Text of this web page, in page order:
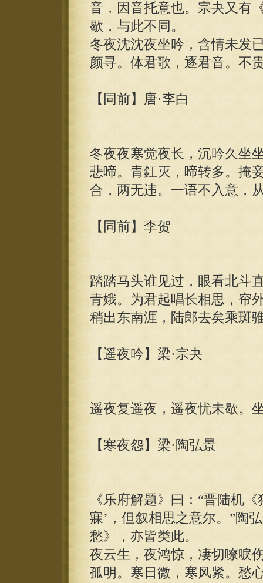
音，因音托意也。宗夬又有
歇，与此不同。
冬夜沈沈夜坐吟，含情未发
颜寻。体君歌，逐君音。不
【同前】唐·李白
冬夜夜寒觉夜长，沉吟久坐
悲啼。青釭灭，啼转多。掩
合，两无违。一语不入意，
【同前】李贺
踏踏马头谁见过，眼看北斗
青娥。为君起唱长相思，帘
稍出东南涯，陆郎去矣乘斑
【遥夜吟】梁·宗夬
遥夜复遥夜，遥夜忧未歇。
【寒夜怨】梁·陶弘景
《乐府解题》曰：“晋陆机
寐’，但叙相思之意尔。”陶
愁》，亦皆类此。
夜云生，夜鸿惊，凄切嘹唳
孤明。寒日微，寒风紧。愁